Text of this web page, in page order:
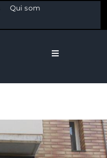
Qui som
Toggle